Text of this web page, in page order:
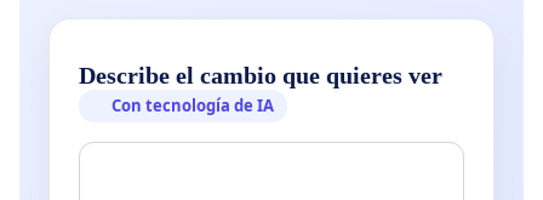
Describe el cambio que quieres ver
Con tecnología de IA